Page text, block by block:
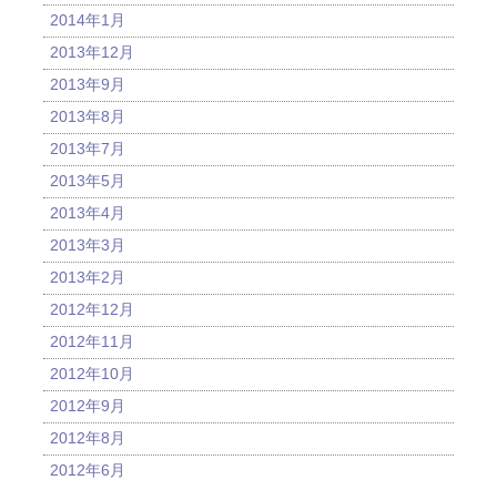
2014年1月
2013年12月
2013年9月
2013年8月
2013年7月
2013年5月
2013年4月
2013年3月
2013年2月
2012年12月
2012年11月
2012年10月
2012年9月
2012年8月
2012年6月